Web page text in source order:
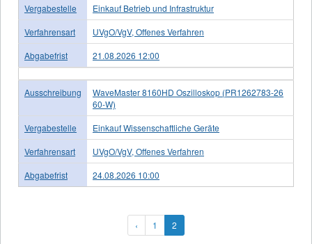
Vergabestelle
Einkauf Betrieb und Infrastruktur
Verfahrensart
UVgO/VgV, Offenes Verfahren
Abgabefrist
21.08.2026 12:00
Ausschreibung
WaveMaster 8160HD Oszilloskop (PR1262783-26
60-W)
Vergabestelle
Einkauf Wissenschaftliche Geräte
Verfahrensart
UVgO/VgV, Offenes Verfahren
Abgabefrist
24.08.2026 10:00
‹ 1 2